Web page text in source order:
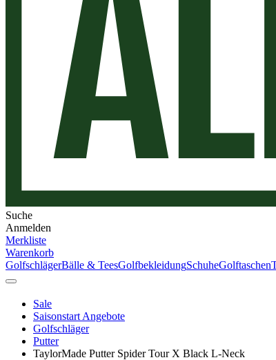
Suche
Anmelden
Merkliste
Warenkorb
GolfschlägerBälle & TeesGolfbekleidungSchuheGolftaschen
Sale
Saisonstart Angebote
Golfschläger
Putter
TaylorMade Putter Spider Tour X Black L-Neck